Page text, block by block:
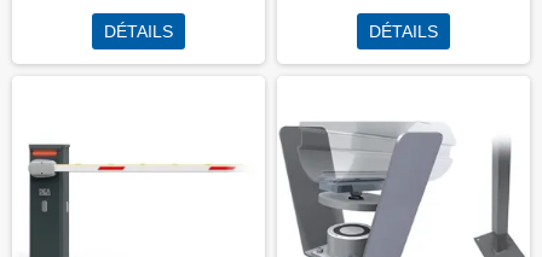
DÉTAILS DÉTAILS